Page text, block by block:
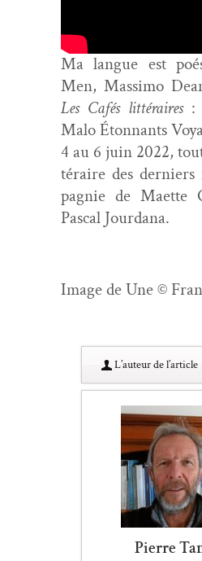
Ma langue est
Men, Mas­si­mo
Les Cafés lit­téraires:
Malo Éton­nants
4 au 6 juin 2022,
téraire des
pag­nie de Maette
Pas­cal Jourdana.
Image de Une©
L’au­teur de l’article
Pierre